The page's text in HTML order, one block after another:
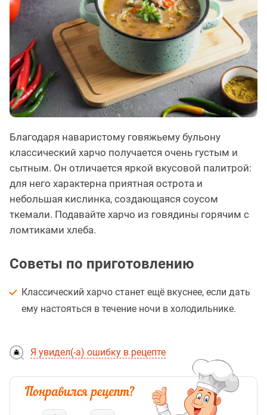
Благодаря наваристому говяжьему бульону
классический харчо получается очень густым и
сытным. Он отличается яркой вкусовой палитрой:
для него характерна приятная острота и
небольшая кислинка, создающаяся соусом
ткемали. Подавайте харчо из говядины горячим с
ломтиками хлеба.
Советы по приготовлению
Классический харчо станет ещё вкуснее, если дать
ему настояться в течение ночи в холодильнике.
Я увидел(-а) ошибку в рецепте